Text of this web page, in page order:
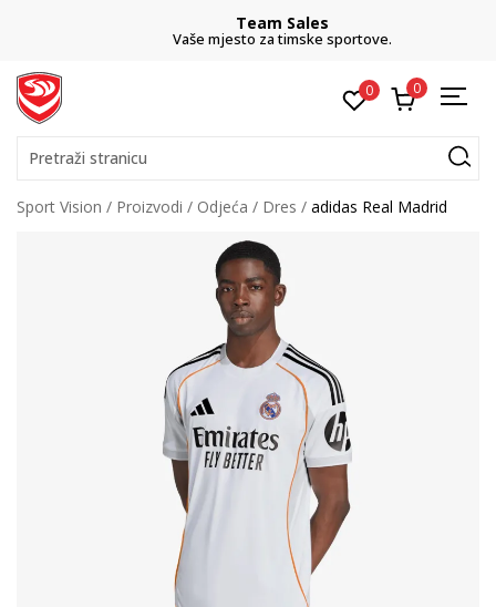
Team Sales
Vaše mjesto za timske sportove.
0 0
Pretraži stranicu
Sport Vision Proizvodi Odjeća Dres adidas Real Madrid